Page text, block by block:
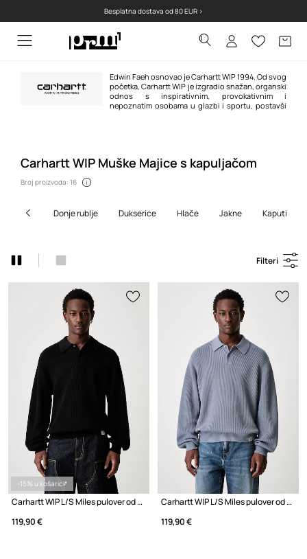
Besplatna dostava od 80 EUR >
Edwin Faeh osnovao je Carhartt WIP 1994. Od svog
početka, Carhartt WIP je izgradio snažan, organski
odnos s inspirativnim, provokativnim i
nepoznatim osobama u glazbi i sportu, postavši
Carhartt WIP Muške Majice s kapuljačom
Broj proizvoda: 16
donje rublje dukserice hlače jakne kaputi
Filteri
-15% u košarici*
Carhartt WIP L/S Miles pulover od pamuka za muškarce
119,90 €
Carhartt WIP L/S Miles pulover od pamuka za muškarce
119,90 €